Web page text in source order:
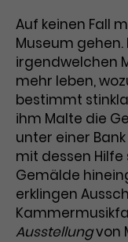
Name
Anbieter
Laufzeit 1
Zweck
Name
Anbieter
Laufzeit 3
Zweck
Auf keinen Fall
Museum
irgendwelchen
mehr leben,
bestimmt
ihm Malte die
unter einer
mit dessen Hilfe
Gemälde
erklingen
Ausstellungvon